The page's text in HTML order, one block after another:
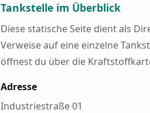
Tankstelle im Überblick
Diese statische Seite dient als
Verweise auf eine einzelne
öffnest du über die
Adresse
Industriestraße 01